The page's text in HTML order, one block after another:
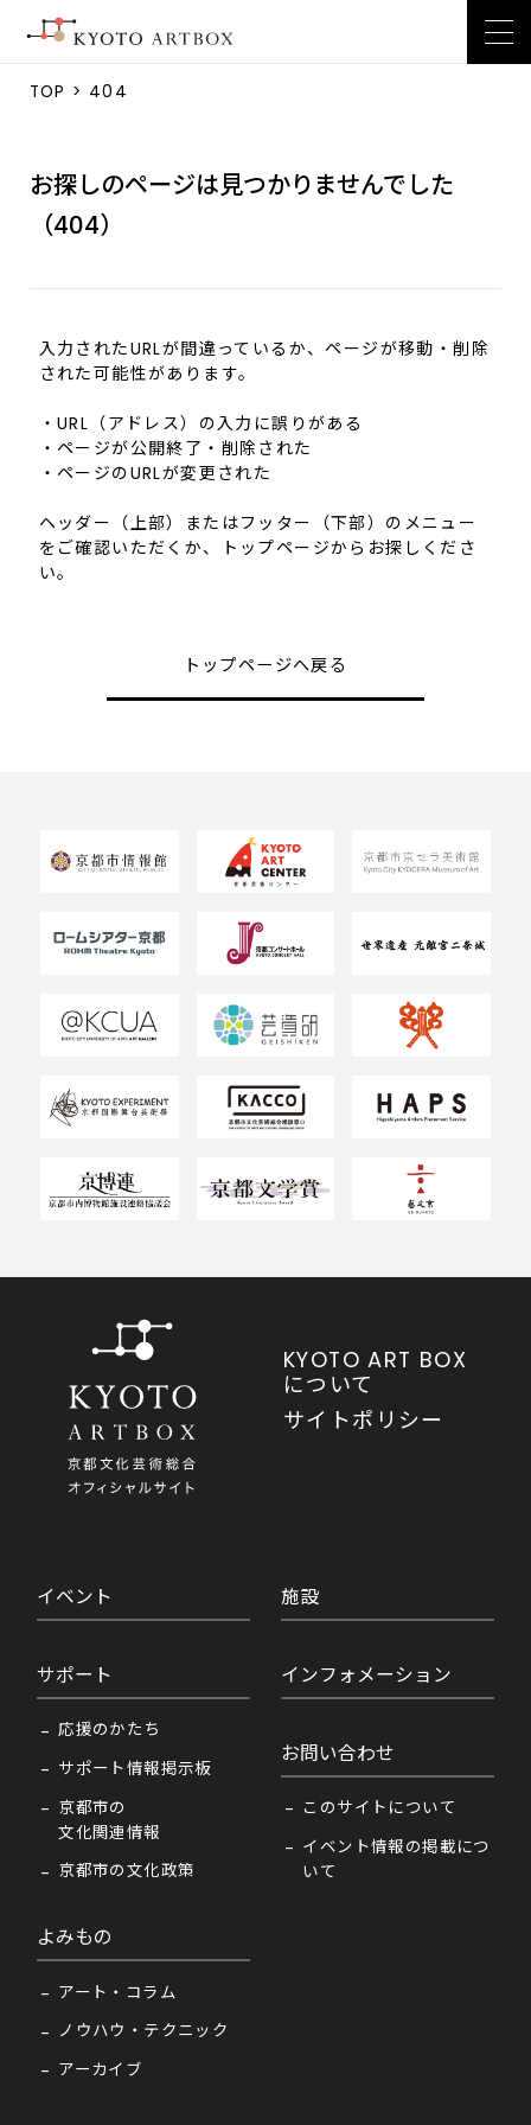
TOP > 404
お探しのページは見つかりませんでした
（404）
入力されたURLが間違っているか、ページが移動・削除
された可能性があります。
・URL（アドレス）の入力に誤りがある
・ページが公開終了・削除された
・ページのURLが変更された
ヘッダー（上部）またはフッター（下部）のメニュー
をご確認いただくか、トップページからお探しくださ
い。
トップページへ戻る
KYOTO ART BOX
について
サイトポリシー
イベント
サポート
応援のかたち
サポート情報掲示板
京都市の
文化関連情報
京都市の文化政策
よみもの
アート・コラム
ノウハウ・テクニック
アーカイブ
施設
インフォメーション
お問い合わせ
このサイトについて
イベント情報の掲載につ
いて